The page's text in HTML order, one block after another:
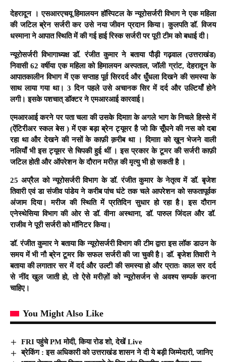
देहरादून । एसआरएचयू हिमालयन हॉस्पिटल के न्यूरोसर्जरी विभाग ने एक महिला
की जटिल ब्रेन सर्जरी कर उसे नया जीवन प्रदान किया। कुलपति डॉ. विजय
धस्माना ने आपात स्थिति में की गई हाई रिस्क सर्जरी पर पूरी टीम को बधाई दी।
न्यूरोसर्जरी विभागाध्यक्ष डॉ. रंजीत कुमार ने बताया पौड़ी गढ़वाल (उत्तराखंड)
निवासी 62 वर्षीया एक महिला को हिमालयन अस्पताल, जॉली ग्रांट, देहरादून के
आपातकालीन विभाग में एक सप्ताह पूर्व सिरदर्द और धुँधला दिखने की समस्या के
साथ लाया गया था। 3 दिन पहले उसे अचानक सिर में दर्द और उल्टियाँ होने
लगी। इसके पशचात् डॉक्टर ने एमआरआई कारवाई।
एमआरआई करने पर पता चला की उसके दिमाग़ के अगले भाग के निचले हिस्से में
(ऐंटिरीअर स्कल बेस ) में एक बड़ा ब्रेन ट्यूमर है जो कि सूँघने की नस को दबा
रहा था और देखने की नसों के काफ़ी क़रीब था । दिमाग़ को ख़ून भेजने वाली
नलियाँ भी इस ट्यूमर से चिपकी हुई थीं । इस प्रकार के टूमर की सर्जरी काफ़ी
जटिल होती और ऑपरेशन के दौरान मरीज़ की मृत्यु भी हो सकती है ।
25 अप्रैल को न्यूरोसर्जरी विभाग के डॉ. रंजीत कुमार के नेतृत्व में डॉ. बृजेश
तिवारी एवं डा संजीव पांडेय ने करीब पांच घंटे तक चले आपरेशन को सफतापूर्वक
अंजाम दिया। मरीज की स्थिति में प्रतिदिन सुधार हो रहा है। इस दौरान
एनेस्थेसिया विभाग की ओर से डॉ. वीना अस्थाना, डॉ. पारुल जिंदल और डॉ.
राजीव ने पूरी सर्जरी को मॉनिटर किया।
डॉ. रंजीत कुमार ने बताया कि न्यूरोसर्जरी विभाग की टीम द्वारा इस लॉक डाउन के
समय में भी नौ ब्रेन टूमर कि सफल सर्जरी की जा चुकी है। डॉ. बृजेश तिवारी ने
बताया की लगातार सर में दर्द और उल्टी की समस्या हो और प्रातः काल सर दर्द
से नींद खुल जाती हो, तो ऐसे मरीज़ों को न्यूरोसर्जन से अवश्य सम्पर्क करना
चाहिए।
You Might Also Like
FRI पहुंचे PM मोदी, किया रोड शो, देखें Live
ब्रेकिंग : इस अधिकारी को उत्तराखंड शासन ने दी ये बड़ी जिम्मेदारी, जानिए